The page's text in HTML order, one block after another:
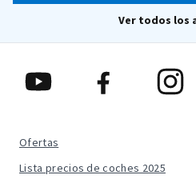
Ver todos los
Ofertas
Lista precios de coches 2025